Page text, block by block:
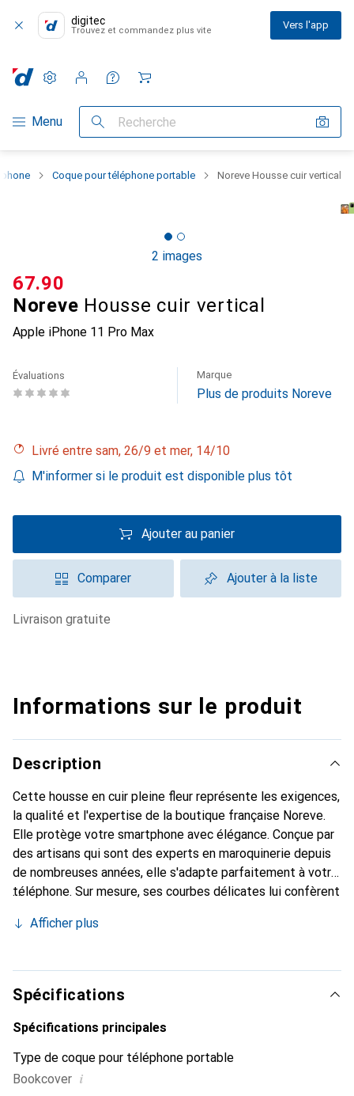
digitec
Trouvez et commandez plus vite Vers l'app
Navigation par catégorie
Menu Recherche
Paramètres
Compte client
Listes de comparaison
Listes d'envies
Panier
Coque pour téléphone portable Noreve Housse cuir vertical
2 images
Noreve Housse cuir vertical
Apple iPhone 11 Pro Max
CHF
67.90
Évaluations Marque
Plus de produits Noreve
Livré entre sam, 26/9 et mer, 14/10
M'informer si le produit est disponible plus tôt
Ajouter au panier
Comparer Ajouter à la liste
livraison gratuite
Informations sur le produit
Description
Cette housse en cuir pleine fleur représente les exigences,
la qualité et l'expertise de la boutique française Noreve.
Elle protège votre smartphone avec élégance. Conçue par
des artisans qui sont des experts en maroquinerie depuis
de nombreuses années, elle s'adapte parfaitement à votre
téléphone. Sur mesure, ses courbes délicates lui confèrent
et indispensable de votre smartphone. Reconnaître
marque Noreve est un choix sûr pour une clientèle
exigeante.
Afficher plus
Spécifications
Spécifications principales
Type de coque pour téléphone portable
Bookcover i